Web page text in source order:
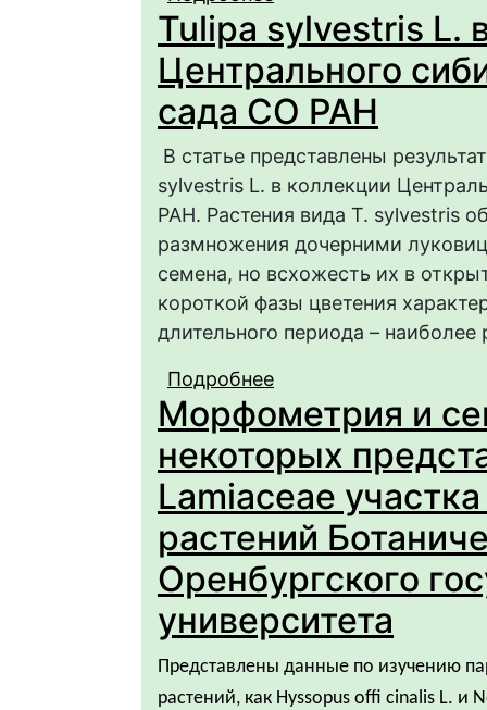
красильного
Азии
Tulipa sylvestris L.
Центрального
сада СО РАН
В статье представлены
sylvestris L. в коллекции
РАН. Растения вида T. sylvestris
размножения дочерними
семена, но всхожесть их в
короткой фазы цветения
длительного периода –
Подробнее
ботанического сада
Морфометрия и
некоторых
Lamiaceae
растений
Оренбургского
университета
Представлены данные по изучению
растений, как Hyssopus offi cinalis L. и